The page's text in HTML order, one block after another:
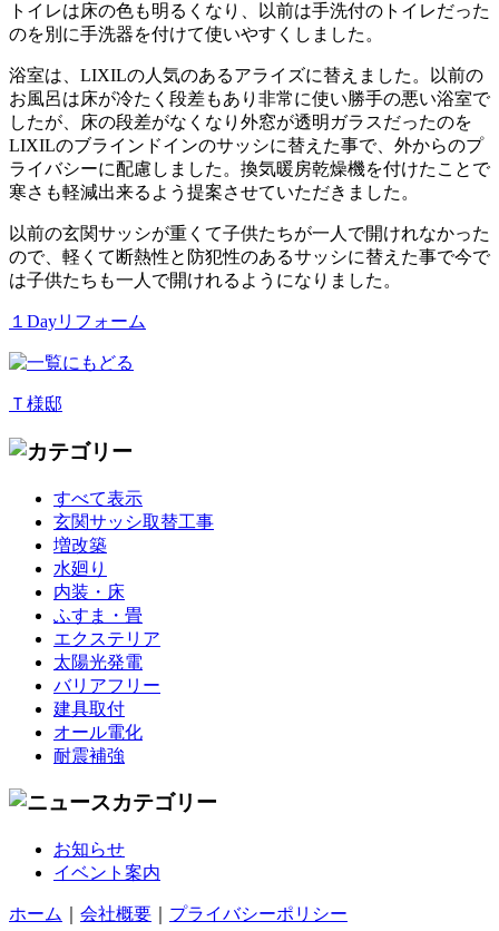
トイレは床の色も明るくなり、以前は手洗付のトイレだった
のを別に手洗器を付けて使いやすくしました。
浴室は、LIXILの人気のあるアライズに替えました。以前の
お風呂は床が冷たく段差もあり非常に使い勝手の悪い浴室で
したが、床の段差がなくなり外窓が透明ガラスだったのを
LIXILのブラインドインのサッシに替えた事で、外からのプ
ライバシーに配慮しました。換気暖房乾燥機を付けたことで
寒さも軽減出来るよう提案させていただきました。
以前の玄関サッシが重くて子供たちが一人で開けれなかった
ので、軽くて断熱性と防犯性のあるサッシに替えた事で今で
は子供たちも一人で開けれるようになりました。
１Dayリフォーム
Ｔ様邸
すべて表示
玄関サッシ取替工事
増改築
水廻り
内装・床
ふすま・畳
エクステリア
太陽光発電
バリアフリー
建具取付
オール電化
耐震補強
お知らせ
イベント案内
ホーム 会社概要 プライバシーポリシー